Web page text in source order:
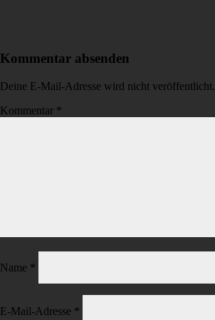
Kommentar absenden
Deine E-Mail-Adresse wird nicht veröffentlicht.
Kommentar *
Name *
E-Mail-Adresse *